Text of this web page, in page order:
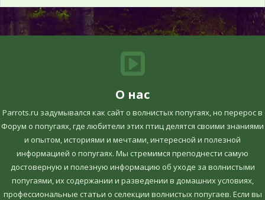
О нас
Parrots.ru задумывался как сайт о волнистых попугаях, но перерос в
Форум о попугаях, где любители этих птиц делятся своими знаниями
и опытом, историями и мечтами, интересной и полезной
информацией о попугаях. Мы стремимся преподнести самую
достоверную и полезную информацию об уходе за волнистыми
попугаями, их содержании и разведении в домашних условиях,
профессиональные статьи о селекции волнистых попугаев. Если вы